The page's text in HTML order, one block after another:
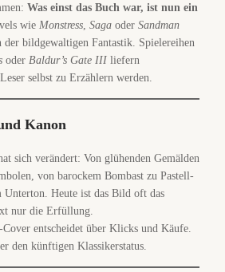
Was einst das Buch war, ist nun ein
wie Monstress Saga oder Sandman
der bildgewaltigen Fantastik. Spielereihen
oder Baldur’s Gate III liefern
selbst zu Erzählern werden.
Kanon
sich verändert: Von glühenden Gemälden
von barockem Bombast zu Pastell-
Heute ist das Bild oft das
nur die Erfüllung.
entscheidet über Klicks und Käufe.
den künftigen Klassikerstatus.